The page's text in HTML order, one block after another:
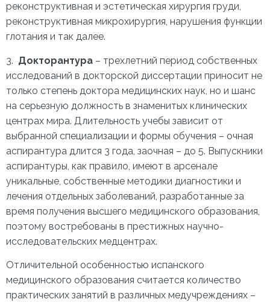
реконструктивная и эстетическая хирургия груди,
реконструктивная микрохирургия, нарушения функции
глотания и так далее.
3. Докторантура – трехлетний период собственных
исследований в докторской диссертации приносит не
только степень доктора медицинских наук, но и шанс
на серьезную должность в знаменитых клинических
центрах мира. Длительность учебы зависит от
выбранной специализации и формы обучения – очная
аспирантура длится 3 года, заочная – до 5. Выпускники
аспирантуры, как правило, имеют в арсенале
уникальные, собственные методики диагностики и
лечения отдельных заболеваний, разработанные за
время получения высшего медицинского образования,
поэтому востребованы в престижных научно-
исследовательских медцентрах.
Отличительной особенностью испанского
медицинского образования считается количество
практических занятий в различных медучреждениях –